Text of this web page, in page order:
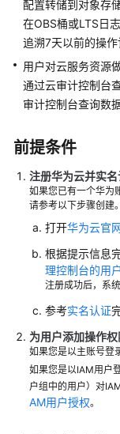
见
问
题
视
频
帮
1.0
文
产
品
介
绍
快
速
入
门
配置转储到对象存
在OBS桶或LTS日
追溯7天以前的操作
用户对云服务资源
通过云审计控制台
审计控制台查询数
前提条件
注册华为云并实
如果您已有一个华为
请参考以下步骤创建。
打开华为云官
根据提示信息
理控制台的用户
注册成功后，系
参考实名认证
为用户添加操作权
如果您是以主账号登
如果您是以IAM用户
户组中的用户）对
AM用户授权。